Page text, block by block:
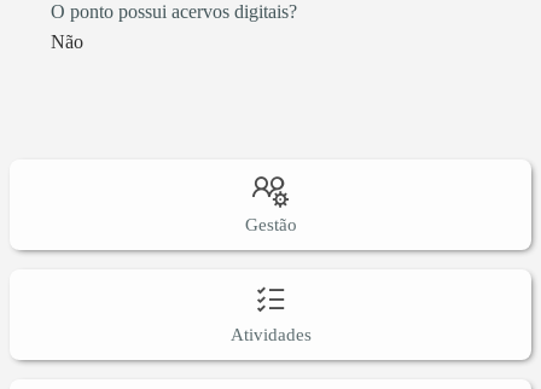
O ponto possui acervos digitais?
Não
Gestão
Atividades